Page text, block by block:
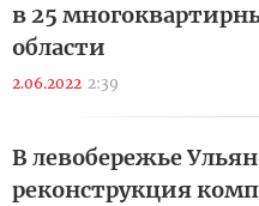
в 25
области
2.06.2022 2:39
В левобережье
реконструкция